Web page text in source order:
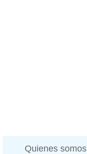
Quienes somos